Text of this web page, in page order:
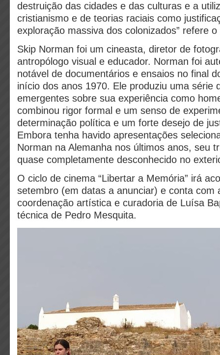
destruição das cidades e das culturas e a
cristianismo e de teorias raciais como
exploração massiva dos colonizados” refere
Skip Norman foi um cineasta, diretor de
antropólogo visual e educador. Norman foi
notável de documentários e ensaios no final
início dos anos 1970. Ele produziu uma série
emergentes sobre sua experiência como
combinou rigor formal e um senso de
determinação política e um forte desejo de
Embora tenha havido apresentações
Norman na Alemanha nos últimos anos, seu
quase completamente desconhecido no
O ciclo de cinema “Libertar a Memória” irá
setembro (em datas a anunciar) e conta com
coordenação artística e curadoria de Luísa
técnica de Pedro Mesquita.